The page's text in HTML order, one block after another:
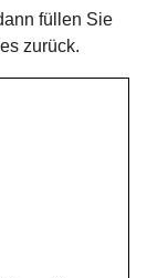
füllen Sie
zurück.